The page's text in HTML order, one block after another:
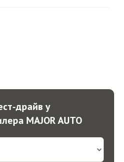
драйв у
MAJOR AUTO